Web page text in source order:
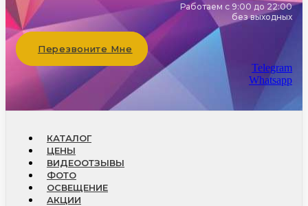
Работаем с 9:00 до 22:00
без выходных
Перезвоните Мне
Telegram
Whatsapp
КАТАЛОГ
ЦЕНЫ
ВИДЕООТЗЫВЫ
ФОТО
ОСВЕЩЕНИЕ
АКЦИИ